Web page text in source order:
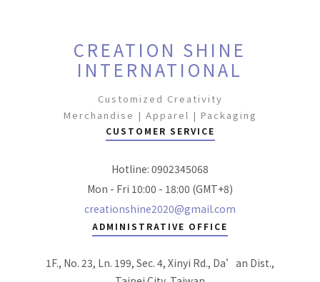
CREATION SHINE
INTERNATIONAL
Customized Creativity
Merchandise | Apparel | Packaging
CUSTOMER SERVICE
Hotline: 0902345068
Mon - Fri 10:00 - 18:00 (GMT+8)
creationshine2020@gmail.com
ADMINISTRATIVE OFFICE
1F., No. 23, Ln. 199, Sec. 4, Xinyi Rd., Da’an Dist.,